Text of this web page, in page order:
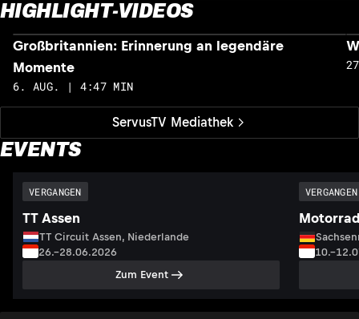
HIGHLIGHT-VIDEOS
ServusTV Mediathek
Großbritannien: Erinnerung an legendäre
Momente
6. AUG. | 4:47 MIN
EVENTS
VERGANGEN
TT Assen
TT Circuit Assen, Niederlande
26.–28.06.2026
Zum Event
VERGANGEN